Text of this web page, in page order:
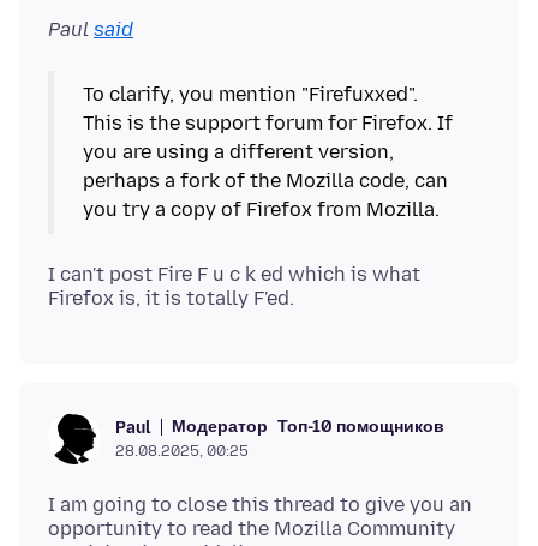
Paul said
To clarify, you mention "Firefuxxed".
This is the support forum for Firefox. If
you are using a different version,
perhaps a fork of the Mozilla code, can
I can't post Fire F u c k ed which is what
Paul Модератор Топ-10 помощников
28.08.2025, 00:25
I am going to close this thread to give you an
opportunity to read the Mozilla Community